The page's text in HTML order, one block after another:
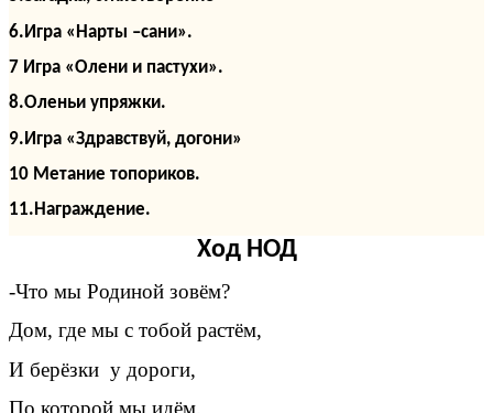
6.Игра «Нарты –сани».
7 Игра «Олени и пастухи».
8.Оленьи упряжки.
9.Игра «Здравствуй, догони»
10 Метание топориков.
11.Награждение.
Ход НОД
-Что мы Родиной зовём?
Дом, где мы с тобой растём,
И берёзки у дороги,
По которой мы идём.